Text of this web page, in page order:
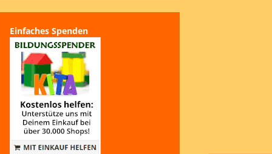
Einfaches Spenden